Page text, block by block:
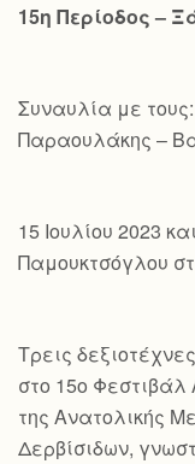
15η Περίοδος –
Συναυλία με
Παραουλάκης –
15 Ιουλίου 2023
Παμουκτσόγλου
Τρεις
στο 15ο Φεστιβάλ
της Ανατολικής
Δερβίσιδων,